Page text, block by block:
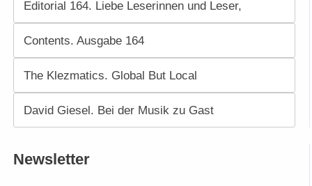
Editorial 164. Liebe Leserinnen und Leser,
Contents. Ausgabe 164
The Klezmatics. Global But Local
David Giesel. Bei der Musik zu Gast
Newsletter